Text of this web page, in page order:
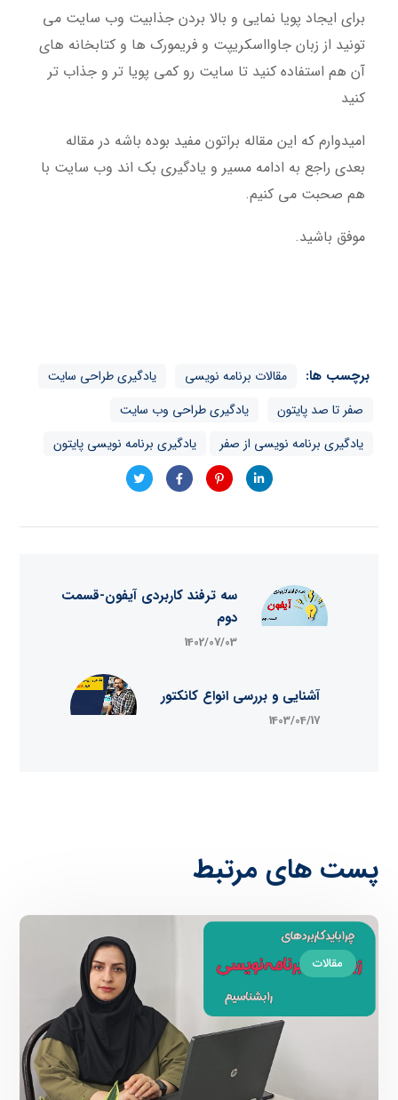
برای ایجاد پویا نمایی و بالا بردن جذابیت وب سایت می
تونید از زبان جاوااسکریپت و فریمورک ها و کتابخانه های
آن هم استفاده کنید تا سایت رو کمی پویا تر و جذاب تر
کنید
امیدوارم که این مقاله براتون مفید بوده باشه در مقاله
بعدی راجع به ادامه مسیر و یادگیری بک اند وب سایت با
هم صحبت می کنیم.
موفق باشید.
برچسب ها: مقالات برنامه نویسی
یادگیری طراحی سایت
صفر تا صد پایتون
یادگیری طراحی وب سایت
یادگیری برنامه نویسی از صفر
یادگیری برنامه نویسی پایتون
سه ترفند کاربردی آیفون-قسمت
دوم
1402/07/03
آشنایی و بررسی انواع کانکتور
1403/04/17
پست های مرتبط
مقالات